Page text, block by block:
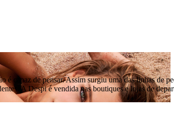
capaz de pensar. Assim surgiu uma das linhas de
A Despi é vendida nas boutiques e lojas de